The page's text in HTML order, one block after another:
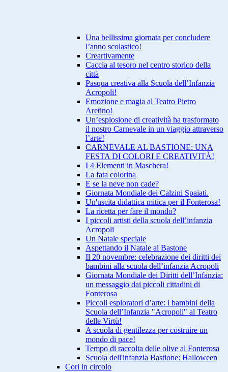
Una bellissima giornata per concludere
l’anno scolastico!
Creartivamente
Caccia al tesoro nel centro storico della
città
Pasqua creativa alla Scuola dell’Infanzia
Acropoli!
Emozione e magia al Teatro Pietro
Aretino!
Un’esplosione di creatività ha trasformato
il nostro Carnevale in un viaggio attraverso
l’arte!
CARNEVALE AL BASTIONE: UNA
FESTA DI COLORI E CREATIVITÀ!
I 4 Elementi in Maschera!
La fata colorina
E se la neve non cade?
Giornata Mondiale dei Calzini Spaiati.
Un'uscita didattica mitica per il Fonterosa!
La ricetta per fare il mondo?
I piccoli artisti della scuola dell’infanzia
Acropoli
Un Natale speciale
Aspettando il Natale al Bastone
Il 20 novembre: celebrazione dei diritti dei
bambini alla scuola dell’infanzia Acropoli
Giornata Mondiale dei Diritti dell’Infanzia:
un messaggio dai piccoli cittadini di
Fonterosa
Piccoli esploratori d’arte: i bambini della
Scuola dell’Infanzia "Acropoli" al Teatro
delle Virtù!
A scuola di gentilezza per costruire un
mondo di pace!
Tempo di raccolta delle olive al Fonterosa
Scuola dell'infanzia Bastione: Halloween
Cori in circolo